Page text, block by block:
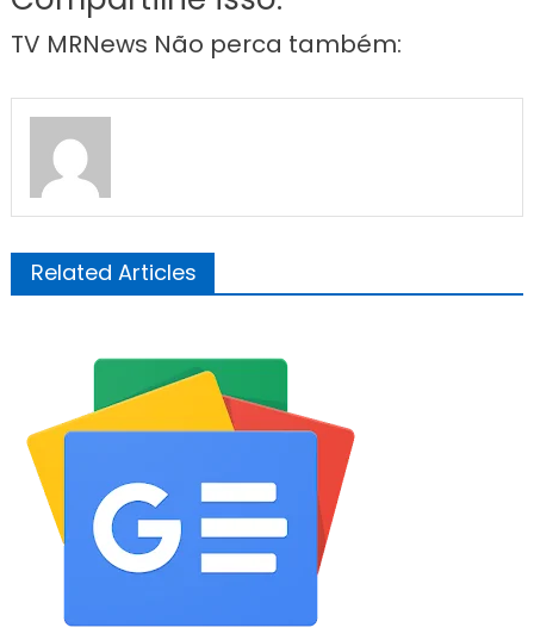
TV MRNews Não perca também:
Related Articles